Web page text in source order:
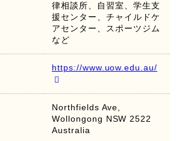
律相談所、自習室、学生支
援センター、チャイルドケ
アセンター、スポーツジム
など
https://www.uow.edu.au/
Northfields Ave,
Wollongong NSW 2522
Australia